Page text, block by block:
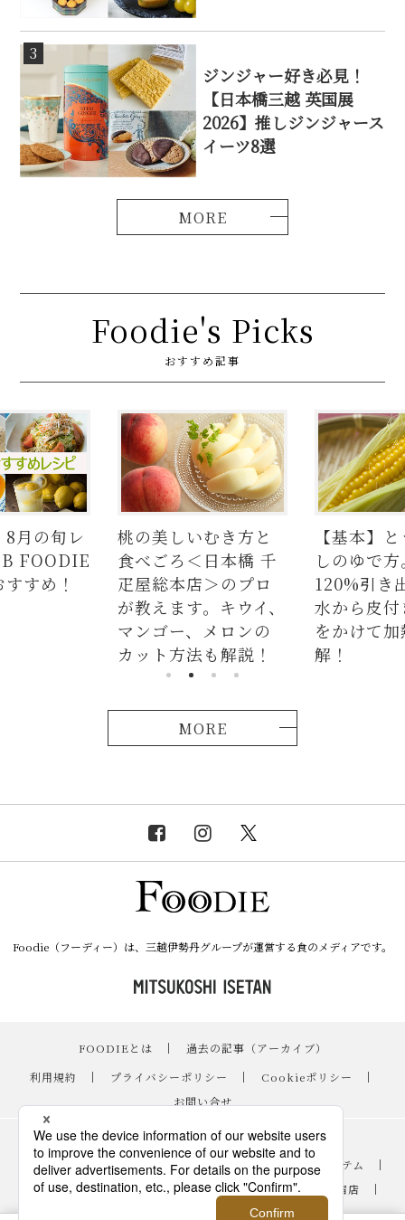
3
ジンジャー好き必見！
【日本橋三越 英国展
2026】推しジンジャース
イーツ8選
Foodie's Picks
おすすめ記事
しいむき方と
ろ＜日本橋 千
本店＞のプロ
ます。キウイ、
【基本】とうもろこ
しのゆで方。甘さを
120%引き出すには、
水から皮付き＆時間
をかけて加熱が正
解！
【簡
の人
ラダ
麺、
つか
MORE
Foodie（フーディー）は、三越伊勢丹グループが運営する食のメディアです。
FOODIEとは ｜
過去の記事（アーカイブ）
｜
利用規約 ｜ プライバシーポリシー ｜ Cookieポリシー
｜
お問い合せ
レシピ ｜
スイーツ
｜
手土産・ギフト ｜ ニュース・イベント ｜ おすすめアイテム
｜
読み物・コラム
｜ バイヤーのイチオシ！ ｜ 伊勢丹新宿店
｜
｜ FOODIE占い